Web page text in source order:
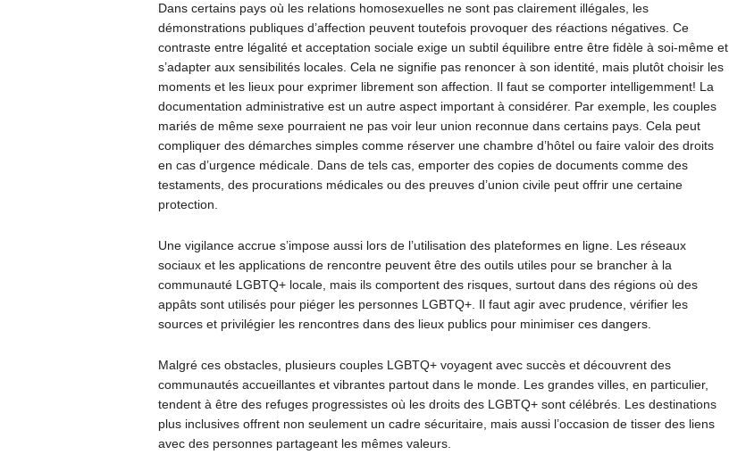
Dans certains pays où les relations homosexuelles ne sont pas clairement illégales, les
démonstrations publiques d’affection peuvent toutefois provoquer des réactions négatives. Ce
contraste entre légalité et acceptation sociale exige un subtil équilibre entre être fidèle à soi-même et
s’adapter aux sensibilités locales. Cela ne signifie pas renoncer à son identité, mais plutôt choisir les
moments et les lieux pour exprimer librement son affection. Il faut se comporter intelligemment! La
documentation administrative est un autre aspect important à considérer. Par exemple, les couples
mariés de même sexe pourraient ne pas voir leur union reconnue dans certains pays. Cela peut
compliquer des démarches simples comme réserver une chambre d’hôtel ou faire valoir des droits
en cas d’urgence médicale. Dans de tels cas, emporter des copies de documents comme des
testaments, des procurations médicales ou des preuves d’union civile peut offrir une certaine
protection.
Une vigilance accrue s’impose aussi lors de l’utilisation des plateformes en ligne. Les réseaux
sociaux et les applications de rencontre peuvent être des outils utiles pour se brancher à la
communauté LGBTQ+ locale, mais ils comportent des risques, surtout dans des régions où des
appâts sont utilisés pour piéger les personnes LGBTQ+. Il faut agir avec prudence, vérifier les
sources et privilégier les rencontres dans des lieux publics pour minimiser ces dangers.
Malgré ces obstacles, plusieurs couples LGBTQ+ voyagent avec succès et découvrent des
communautés accueillantes et vibrantes partout dans le monde. Les grandes villes, en particulier,
tendent à être des refuges progressistes où les droits des LGBTQ+ sont célébrés. Les destinations
plus inclusives offrent non seulement un cadre sécuritaire, mais aussi l’occasion de tisser des liens
avec des personnes partageant les mêmes valeurs.